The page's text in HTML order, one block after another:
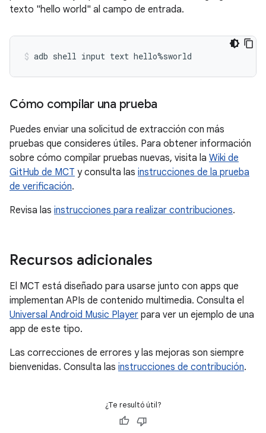
texto "hello world" al campo de entrada.
Cómo compilar una prueba
Puedes enviar una solicitud de extracción con más
pruebas que consideres útiles. Para obtener información
sobre cómo compilar pruebas nuevas, visita la Wiki de
GitHub de MCT y consulta las instrucciones de la prueba
de verificación.
Revisa las instrucciones para realizar contribuciones.
Recursos adicionales
El MCT está diseñado para usarse junto con apps que
implementan APIs de contenido multimedia. Consulta el
Universal Android Music Player para ver un ejemplo de una
app de este tipo.
Las correcciones de errores y las mejoras son siempre
bienvenidas. Consulta las instrucciones de contribución.
¿Te resultó útil?